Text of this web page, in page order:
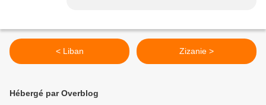
< Liban Zizanie >
Hébergé par Overblog